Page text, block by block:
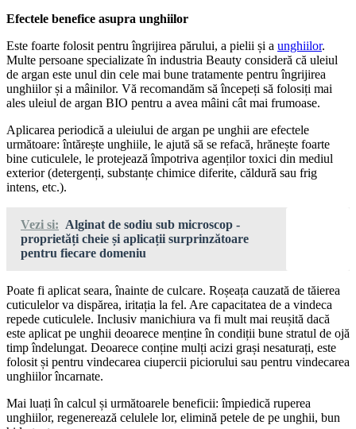
Efectele benefice asupra unghiilor
Este foarte folosit pentru îngrijirea părului, a pielii și a unghiilor.
Multe persoane specializate în industria Beauty consideră că uleiul
de argan este unul din cele mai bune tratamente pentru îngrijirea
unghiilor și a mâinilor. Vă recomandăm să începeți să folosiți mai
ales uleiul de argan BIO pentru a avea mâini cât mai frumoase.
Aplicarea periodică a uleiului de argan pe unghii are efectele
următoare: întărește unghiile, le ajută să se refacă, hrănește foarte
bine cuticulele, le protejează împotriva agenților toxici din mediul
exterior (detergenți, substanțe chimice diferite, căldură sau frig
intens, etc.).
Vezi si: Alginat de sodiu sub microscop -
proprietăți cheie și aplicații surprinzătoare
pentru fiecare domeniu
Poate fi aplicat seara, înainte de culcare. Roșeața cauzată de tăierea
cuticulelor va dispărea, iritația la fel. Are capacitatea de a vindeca
repede cuticulele. Inclusiv manichiura va fi mult mai reușită dacă
este aplicat pe unghii deoarece menține în condiții bune stratul de ojă
timp îndelungat. Deoarece conține mulți acizi grași nesaturați, este
folosit și pentru vindecarea ciupercii piciorului sau pentru vindecarea
unghiilor încarnate.
Mai luați în calcul și următoarele beneficii: împiedică ruperea
unghiilor, regenerează celulele lor, elimină petele de pe unghii, bun